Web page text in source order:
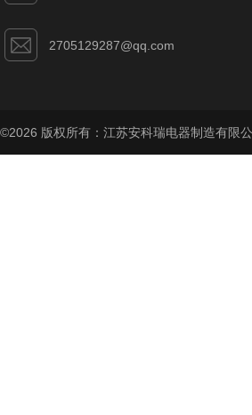
2705129287@qq.com
©2026 版权所有：江苏安科瑞电器制造有限